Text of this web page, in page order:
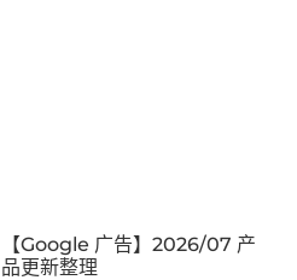
【Google 广告】2026/07 产
品更新整理